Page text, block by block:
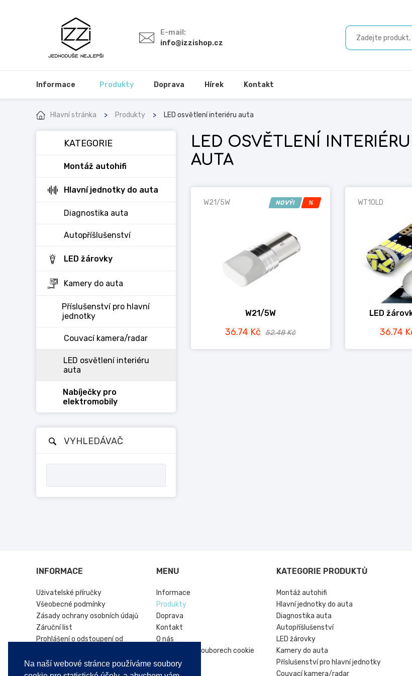
Na naší webové stránce používáme soubory
E-mail:
info@izzishop.cz
Informace Produkty Doprava Hírek Kontakt
Hlavní stránka Produkty LED osvětlení interiéru auta
KATEGORIE
Montáž autohifi
Hlavní jednotky do auta
Diagnostika auta
Autopříšlušenství
LED žárovky
Kamery do auta
Příslušenství pro hlavní
jednotky
Couvací kamera/radar
LED osvětlení interiéru
auta
Nabíječky pro
elektromobily
VYHLEDÁVAČ
LED OSVĚTLENÍ INTERIÉRU
AUTA
NOVÝ! %
W21/5W
W21/5W
36.74 Kč 52.48 Kč
WT10LD
LED
36.74
INFORMACE
Uživatelské příručky
Všeobecné podmínky
Zásady ochrany osobních údajů
Záruční list
Prohlášení o odstoupení od
Online platforma řešení sporů
Vrácení produktu
MENU
Informace
Produkty
Doprava
Kontakt
O nás
Informace o souborech cookie
Hírek
KATEGORIE PRODUKTŮ
Montáž autohifi
Hlavní jednotky do auta
Diagnostika auta
Autopříšlušenství
LED žárovky
Kamery do auta
Příslušenství pro hlavní jednotky
Couvací kamera/radar